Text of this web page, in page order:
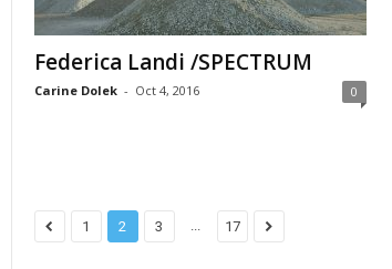
Federica Landi /SPECTRUM
Carine Dolek - Oct 4, 2016 0
1 2 3 ... 17